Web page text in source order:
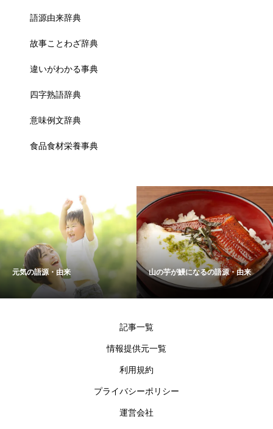
語源由来辞典
故事ことわざ辞典
違いがわかる事典
四字熟語辞典
意味例文辞典
食品食材栄養事典
元気の語源・由来 山の芋が鰻になるの語源・由来
記事一覧
情報提供元一覧
利用規約
プライバシーポリシー
運営会社